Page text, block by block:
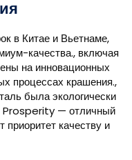
в Китае и Вьетнаме,
качества., включая
на инновационных
процессах крашения.,
была экологически
Prosperity — отличный
качеству и